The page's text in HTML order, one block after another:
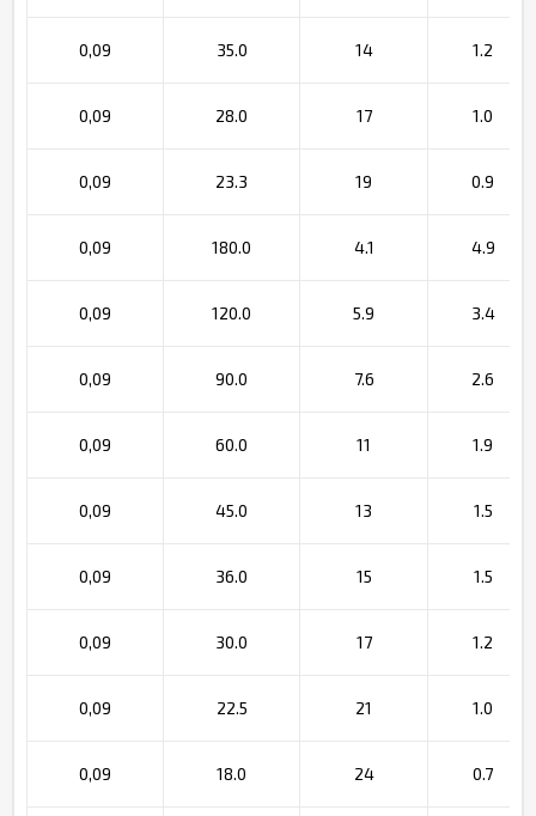
0,09 35.0 14 1.2
0,09 28.0 17 1.0
0,09 23.3 19 0.9
0,09 180.0 4.1 4.9
0,09 120.0 5.9 3.4
0,09 90.0 7.6 2.6
0,09 60.0 11 1.9
0,09 45.0 13 1.5
0,09 36.0 15 1.5
0,09 30.0 17 1.2
0,09 22.5 21 1.0
0,09 18.0 24 0.7